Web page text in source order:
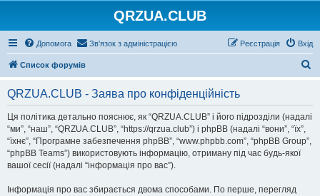
QRZUA.CLUB
Допомога Зв'язок з адміністрацією Вхід
Реєстрація
Список форумів
QRZUA.CLUB - Заява про конфіденційність
Ця політика детально пояснює, як “QRZUA.CLUB” і його підрозділи (надалі
“ми”, “наш”, “QRZUA.CLUB”, “https://qrzua.club”) і phpBB (надалі “вони”, “їх”,
“їхнє”, “Програмне забезпечення phpBB”, “www.phpbb.com”, “phpBB Group”,
“phpBB Teams”) використовують інформацію, отриману під час будь-якої
вашої сесії (надалі “інформація про вас”).
Інформація про вас збирається двома способами. По перше, перегляд